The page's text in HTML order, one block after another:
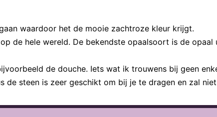
waardoor het de mooie zachtroze kleur krijgt.
de hele wereld. De bekendste opaalsoort is de opaal
de douche. Iets wat ik trouwens bij geen
de steen is zeer geschikt om bij je te dragen en zal